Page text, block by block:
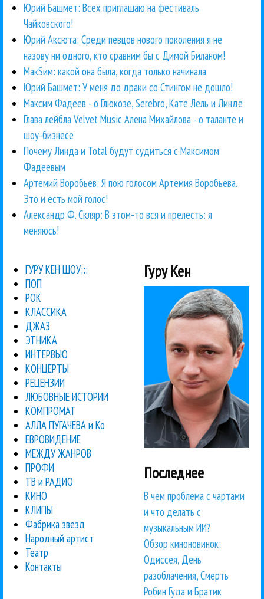
Юрий Башмет: Всех приглашаю на фестиваль
Чайковского!
Юрий Аксюта: Среди певцов нового поколения я не
назову ни одного, кто сравним бы с Димой Биланом!
МакSим: какой она была, когда только начинала
Юрий Башмет: У меня до драки со Стингом не дошло!
Максим Фадеев - о Глюкозе, Serebro, Кате Лель и Линде
Глава лейбла Velvet Music Алена Михайлова - о таланте и
шоу-бизнесе
Почему Линда и Total будут судиться с Максимом
Фадеевым
Артемий Воробьев: Я пою голосом Артемия Воробьева.
Это и есть мой голос!
Александр Ф. Скляр: В этом-то вся и прелесть: я
меняюсь!
ГУРУ КЕН ШОУ:::
ПОП
РОК
КЛАССИКА
ДЖАЗ
ЭТНИКА
ИНТЕРВЬЮ
КОНЦЕРТЫ
РЕЦЕНЗИИ
ЛЮБОВНЫЕ ИСТОРИИ
КОМПРОМАТ
АЛЛА ПУГАЧЕВА и Ко
ЕВРОВИДЕНИЕ
МЕЖДУ ЖАНРОВ
ПРОФИ
ТВ и РАДИО
КИНО
КЛИПЫ
Фабрика звезд
Народный артист
Театр
Контакты
Гуру Кен
Последнее
В чем проблема с чартами
и что делать с
музыкальным ИИ?
Обзор киноновинок:
Одиссея, День
разоблачения, Смерть
Робин Гуда и Братик